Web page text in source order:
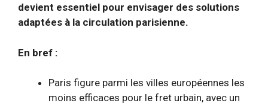
devient essentiel pour envisager des solutions
adaptées à la circulation parisienne.
En bref :
Paris figure parmi les villes européennes les
moins efficaces pour le fret urbain, avec un